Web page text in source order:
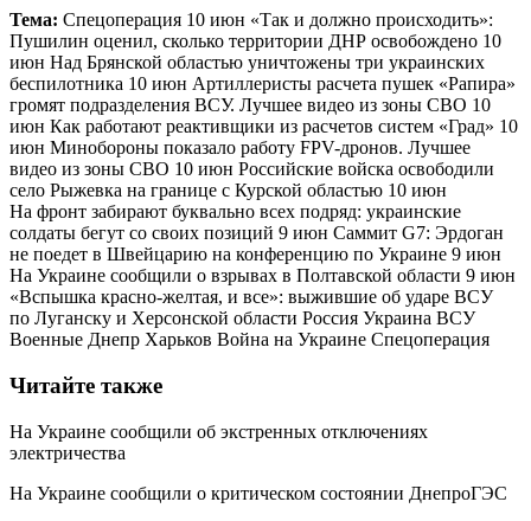
Тема: Спецоперация 10 июн «Так и должно происходить»:
Пушилин оценил, сколько территории ДНР освобождено 10
июн Над Брянской областью уничтожены три украинских
беспилотника 10 июн Артиллеристы расчета пушек «Рапира»
громят подразделения ВСУ. Лучшее видео из зоны СВО 10
июн Как работают реактивщики из расчетов систем «Град» 10
июн Минобороны показало работу FPV-дронов. Лучшее
видео из зоны СВО 10 июн Российские войска освободили
село Рыжевка на границе с Курской областью 10 июн
На фронт забирают буквально всех подряд: украинские
солдаты бегут со своих позиций 9 июн Саммит G7: Эрдоган
не поедет в Швейцарию на конференцию по Украине 9 июн
На Украине сообщили о взрывах в Полтавской области 9 июн
«Вспышка красно-желтая, и все»: выжившие об ударе ВСУ
по Луганску и Херсонской области Россия Украина ВСУ
Военные Днепр Харьков Война на Украине Спецоперация
Читайте также
На Украине сообщили об экстренных отключениях
электричества
На Украине сообщили о критическом состоянии ДнепроГЭС